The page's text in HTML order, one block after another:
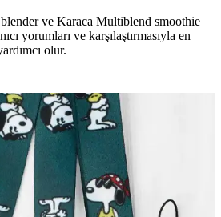
ve Karaca Multiblend smoothie
yorumları ve karşılaştırmasıyla en
olur.